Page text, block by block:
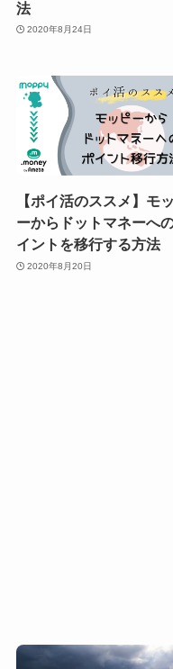
法
2020年8月24日
【ポイ活のススメ】モ
ーからドットマネーへ
イントを移行する方法
2020年8月20日